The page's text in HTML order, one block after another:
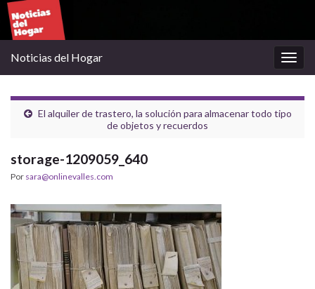
la
Noticias del Hogar
El alquiler de trastero, la solución para almacenar todo tipo
de objetos y recuerdos
storage-1209059_640
Por sara@onlinevalles.com